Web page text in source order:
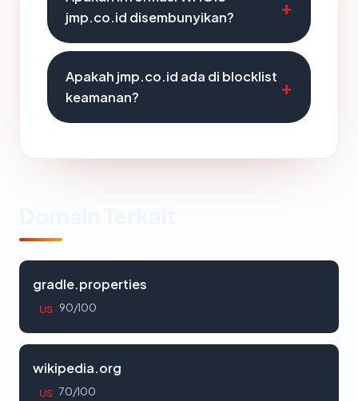
jmp.co.id disembunyikan?
Apakah jmp.co.id ada di blocklist
keamanan?
gradle.properties
US 90/100
wikipedia.org
US 70/100